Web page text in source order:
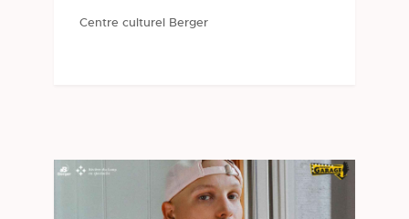
Centre culturel Berger